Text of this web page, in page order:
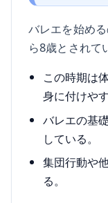
バレエを始め
ら8歳とされて
この時期は
身に付けやす
バレエの基
している。
集団行動や
る。